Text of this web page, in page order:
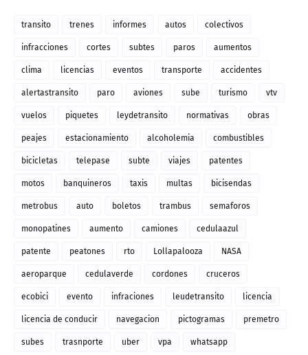
transito trenes informes autos colectivos
infracciones cortes subtes paros aumentos
clima licencias eventos transporte accidentes
alertastransito paro aviones sube turismo vtv
vuelos piquetes leydetransito normativas obras
peajes estacionamiento alcoholemia combustibles
bicicletas telepase subte viajes patentes
motos banquineros taxis multas bicisendas
metrobus auto boletos trambus semaforos
monopatines aumento camiones cedulaazul
patente peatones rto Lollapalooza NASA
aeroparque cedulaverde cordones cruceros
ecobici evento infraciones leudetransito licencia
licencia de conducir navegacion pictogramas premetro
subes trasnporte uber vpa whatsapp